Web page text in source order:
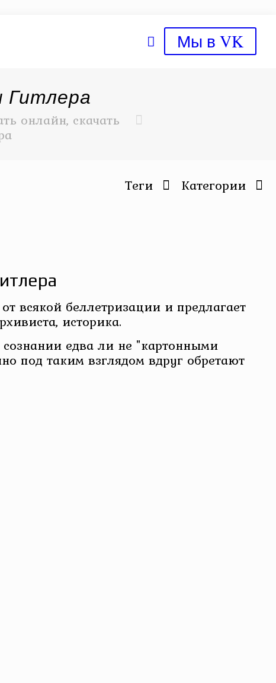
Мы в VK
Гитлера
онлайн, скачать
Категории
Теги
всякой беллетризации и предлагает
историка.
едва ли не "картонными
под таким взглядом вдруг обретают